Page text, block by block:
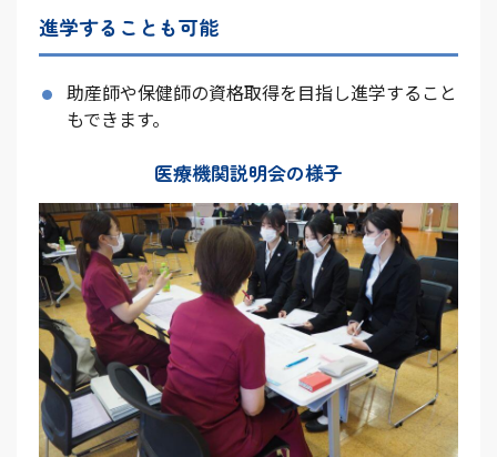
進学することも可能
助産師や保健師の資格取得を目指し進学すること
もできます。
医療機関説明会の様子